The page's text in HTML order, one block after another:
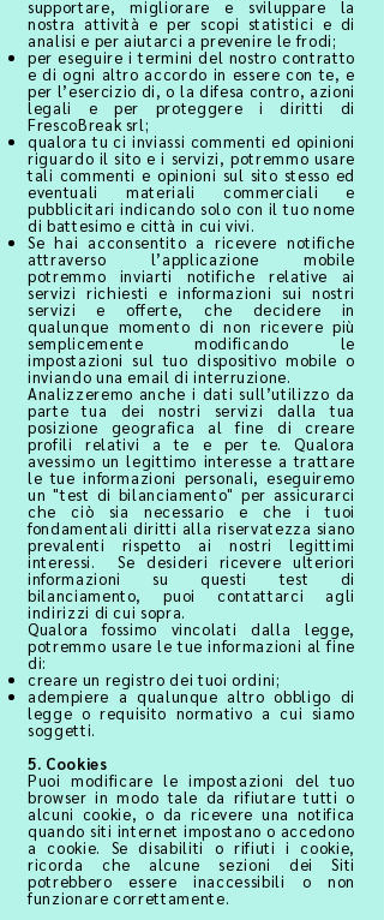
supportare, migliorare e sviluppare la
nostra attività e per scopi statistici e di
analisi e per aiutarci a prevenire le frodi;
per eseguire i termini del nostro contratto
e di ogni altro accordo in essere con te, e
per l’esercizio di, o la difesa contro, azioni
legali e per proteggere i diritti di
FrescoBreak srl;
qualora tu ci inviassi commenti ed opinioni
riguardo il sito e i servizi, potremmo usare
tali commenti e opinioni sul sito stesso ed
eventuali materiali commerciali e
pubblicitari indicando solo con il tuo nome
di battesimo e città in cui vivi.
Se hai acconsentito a ricevere notifiche
attraverso l’applicazione mobile
potremmo inviarti notifiche relative ai
servizi richiesti e informazioni sui nostri
servizi e offerte, che decidere in
qualunque momento di non ricevere più
semplicemente modificando le
impostazioni sul tuo dispositivo mobile o
inviando una email di interruzione.
Analizzeremo anche i dati sull’utilizzo da
parte tua dei nostri servizi dalla tua
posizione geografica al fine di creare
profili relativi a te e per te. Qualora
avessimo un legittimo interesse a trattare
le tue informazioni personali, eseguiremo
un "test di bilanciamento" per assicurarci
che ciò sia necessario e che i tuoi
fondamentali diritti alla riservatezza siano
prevalenti rispetto ai nostri legittimi
interessi. Se desideri ricevere ulteriori
informazioni su questi test di
bilanciamento, puoi contattarci agli
indirizzi di cui sopra.
Qualora fossimo vincolati dalla legge,
potremmo usare le tue informazioni al fine
di:
creare un registro dei tuoi ordini;
adempiere a qualunque altro obbligo di
legge o requisito normativo a cui siamo
soggetti.
5. Cookies
Puoi modificare le impostazioni del tuo
browser in modo tale da rifiutare tutti o
alcuni cookie, o da ricevere una notifica
quando siti internet impostano o accedono
a cookie. Se disabiliti o rifiuti i cookie,
ricorda che alcune sezioni dei Siti
potrebbero essere inaccessibili o non
funzionare correttamente.